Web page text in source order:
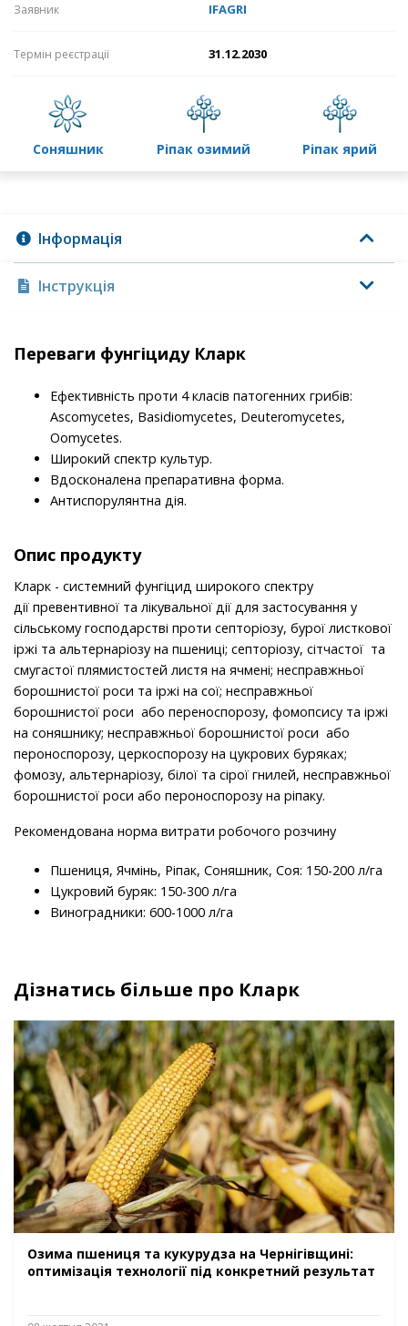
Заявник IFAGRI
Термін реєстрації 31.12.2030
соняшник ріпак озимий ріпак ярий
Інформація
Інструкція
Переваги фунгіциду Кларк
Ефективність проти 4 класів патогенних грибів:
Ascomycetes, Basidiomycetes, Deuteromycetes,
Oomycetes.
Широкий спектр культур.
Вдосконалена препаративна форма.
Антиспорулянтна дія.
Опис продукту
Кларк - системний фунгіцид широкого спектру
дії превентивної та лікувальної дії для застосування у
сільському господарстві проти септоріозу, бурої листкової
іржі та альтернаріозу на пшениці; септоріозу, сітчастої та
смугастої плямистостей листя на ячмені; несправжньої
борошнистої роси та іржі на сої; несправжньої
борошнистої роси або переноспорозу, фомопсису та іржі
на соняшнику; несправжньої борошнистої роси або
пероноспорозу, церкоспорозу на цукрових буряках;
фомозу, альтернаріозу, білої та сірої гнилей, несправжньої
борошнистої роси або пероноспорозу на ріпаку.
Рекомендована норма витрати робочого розчину
Пшениця, Ячмінь, Ріпак, Соняшник, Соя: 150-200 л/га
Цукровий буряк: 150-300 л/га
Виноградники: 600-1000 л/га
Дізнатись більше про Кларк
Озима пшениця та кукурудза на Чернігівщині:
оптимізація технології під конкретний результат